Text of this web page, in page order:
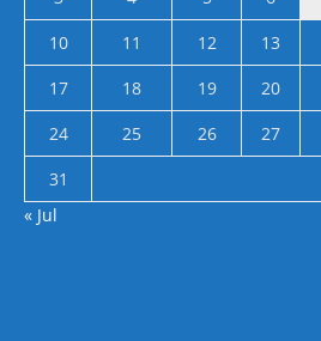
10
11 12 13
17
18 19 20
24
25 26 27
31
« Jul